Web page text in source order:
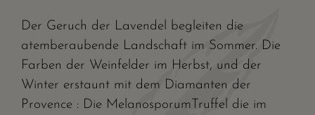
Der Geruch der Lavendel begleiten die
atemberaubende Landschaft im Sommer. Die
Farben der Weinfelder im Herbst, und der
Winter erstaunt mit dem Diamanten der
Provence : Die MelanosporumTruffel die im